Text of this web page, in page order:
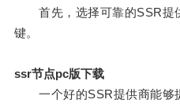
首先，选择可靠的SSR提
键。
ssr节点pc版下载
一个好的SSR提供商能够